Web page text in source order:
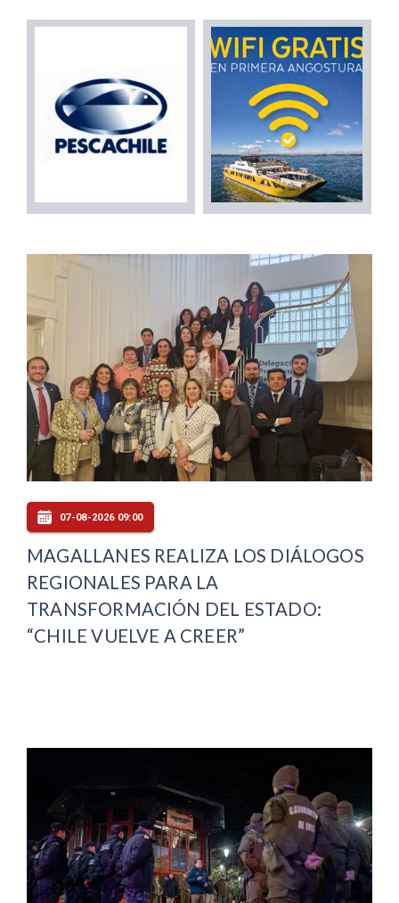
07-08-2026 09:00
MAGALLANES REALIZA LOS DIÁLOGOS
REGIONALES PARA LA
TRANSFORMACIÓN DEL ESTADO:
“CHILE VUELVE A CREER”